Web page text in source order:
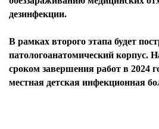
дезинфекции.
В рамках второго этапа будет
патологоанатомический корпус.
сроком завершения работ в 2024
местная детская инфекционная